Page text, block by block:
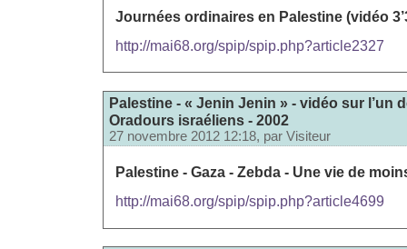
Journées ordinaires en Palestine (vidéo
http://mai68.org/spip/spip.php?article2327
Palestine - « Jenin Jenin » - vidéo sur l’un
Oradours israéliens - 2002
27 novembre 2012 12:18, par Visiteur
Palestine - Gaza - Zebda - Une vie de
http://mai68.org/spip/spip.php?article4699